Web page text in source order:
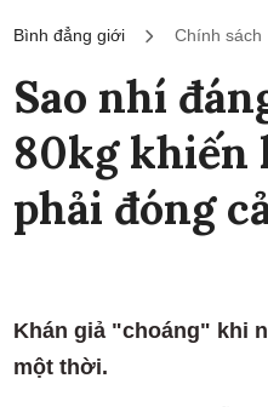
Bình đẳng giới Chính sách
Sao nhí
80kg khiến
phải đóng
Khán giả "choáng" khi
một thời.